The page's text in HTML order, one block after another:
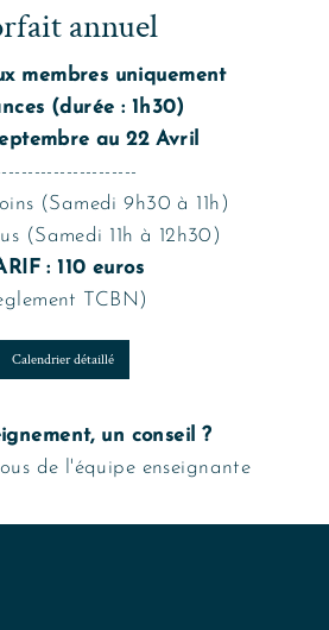
annuel
membres uniquement
(durée : 1h30)
au 22 Avril
(Samedi 9h30 à 11h)
(Samedi 11h à 12h30)
: 110 euros
TCBN)
Calendrier détaillé
un conseil ?
de l'équipe enseignante